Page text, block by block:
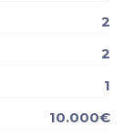
2
2
1
10.000€